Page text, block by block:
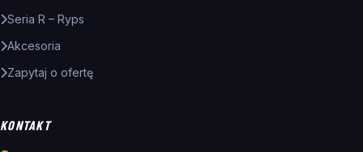
Seria R – Ryps
Akcesoria
Zapytaj o ofertę
KONTAKT